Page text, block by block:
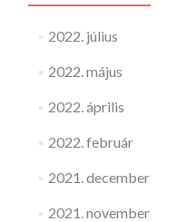
2022. július
2022. május
2022. április
2022. február
2021. december
2021. november